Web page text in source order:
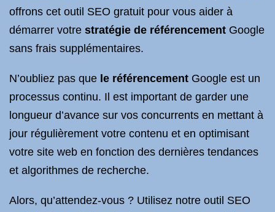
offrons cet outil SEO gratuit pour vous aider à
démarrer votre stratégie de référencement Google
sans frais supplémentaires.
N’oubliez pas que le référencement Google est un
processus continu. Il est important de garder une
longueur d’avance sur vos concurrents en mettant à
jour régulièrement votre contenu et en optimisant
votre site web en fonction des dernières tendances
et algorithmes de recherche.
Alors, qu’attendez-vous ? Utilisez notre outil SEO